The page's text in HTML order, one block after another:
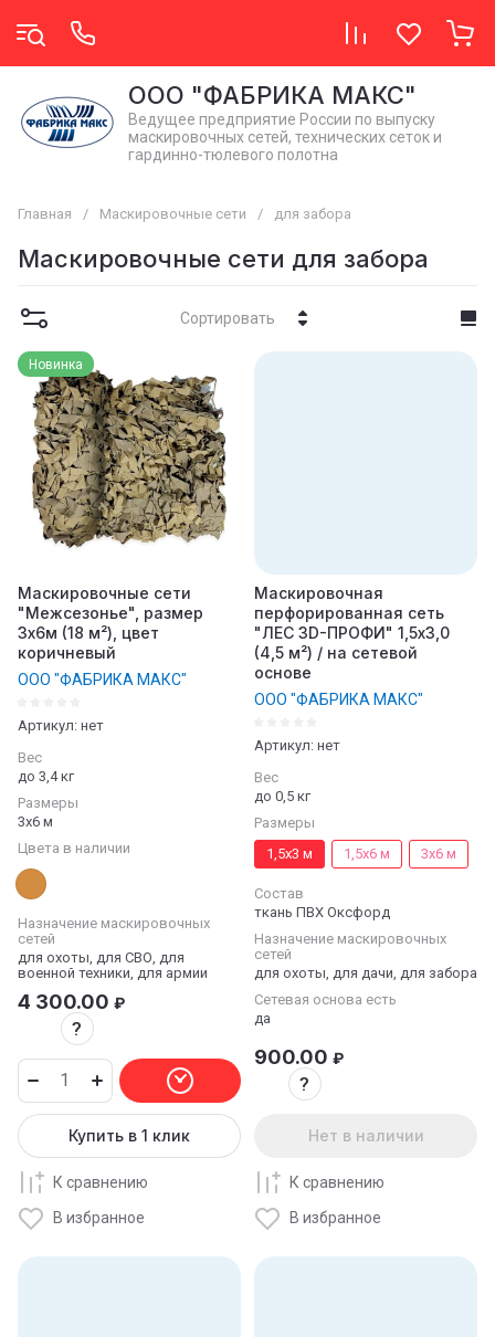
OОO "ФАБРИКА МАКС"
Ведущее предприятие России по выпуску
маскировочных сетей, технических сеток и
гардинно-тюлевого полотна
Главная / Маскировочные сети / для забора
Маскировочные сети для забора
Сортировать
Новинка
Маскировочные сети
"Межсезонье", размер
3х6м (18 м²), цвет
коричневый
ООО "ФАБРИКА МАКС"
Артикул: нет
Вес
до 3,4 кг
Размеры
3х6 м
Цвета в наличии
Назначение маскировочных
сетей
для охоты, для СВО, для
военной техники, для армии
4 300.00 ₽
?
Купить в 1 клик
К сравнению
В избранное
Маскировочная
перфорированная сеть
"ЛЕС 3D-ПРОФИ" 1,5х3,0
(4,5 м²) / на сетевой
основе
ООО "ФАБРИКА МАКС"
Артикул: нет
Вес
до 0,5 кг
Размеры
1,5х3 м
1,5х6 м 3х6 м
Состав
ткань ПВХ Оксфорд
Назначение маскировочных
сетей
для охоты, для дачи, для забора
Сетевая основа есть
да
900.00 ₽
?
Нет в наличии
К сравнению
В избранное